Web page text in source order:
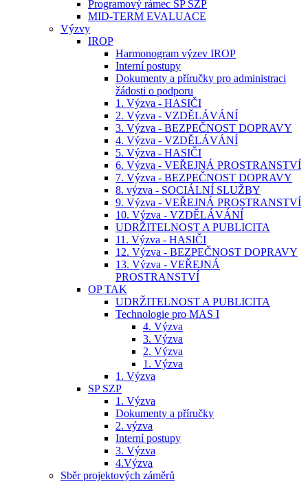
Programový rámec SP SZP
MID-TERM EVALUACE
Výzvy
IROP
Harmonogram výzev IROP
Interní postupy
Dokumenty a příručky pro administraci
žádosti o podporu
1. Výzva - HASIČI
2. Výzva - VZDĚLÁVÁNÍ
3. Výzva - BEZPEČNOST DOPRAVY
4. Výzva - VZDĚLÁVÁNÍ
5. Výzva - HASIČI
6. Výzva - VEŘEJNÁ PROSTRANSTVÍ
7. Výzva - BEZPEČNOST DOPRAVY
8. výzva - SOCIÁLNÍ SLUŽBY
9. Výzva - VEŘEJNÁ PROSTRANSTVÍ
10. Výzva - VZDĚLÁVÁNÍ
UDRŽITELNOST A PUBLICITA
11. Výzva - HASIČI
12. Výzva - BEZPEČNOST DOPRAVY
13. Výzva - VEŘEJNÁ
PROSTRANSTVÍ
OP TAK
UDRŽITELNOST A PUBLICITA
Technologie pro MAS I
4. Výzva
3. Výzva
2. Výzva
1. Výzva
1. Výzva
SP SZP
1. Výzva
Dokumenty a příručky
2. výzva
Interní postupy
3. Výzva
4.Výzva
Sběr projektových záměrů